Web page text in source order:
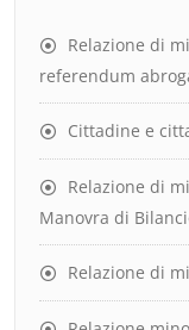
Relazione di
referendum
Cittadine e
Relazione di
Manovra di
Relazione di